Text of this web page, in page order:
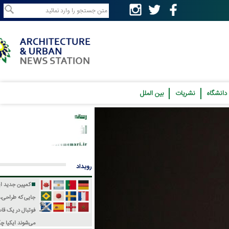
نشریات بین الملل
کمپین جدید ایکیا؛
جایی که طراحی، فرهنگ و
فوتبال در یک قاب جمع
ایکیا چگونه جام